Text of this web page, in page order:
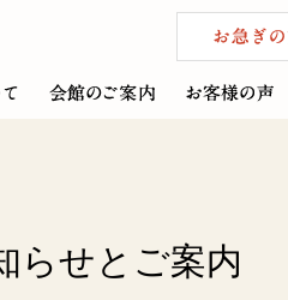
らせとご案内